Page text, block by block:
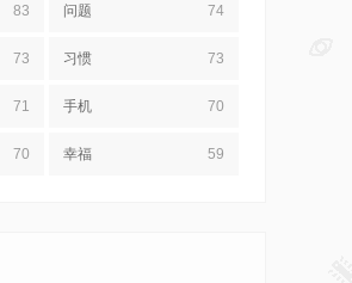
83 问题 74
73 习惯 73
71 手机 70
70 幸福 59